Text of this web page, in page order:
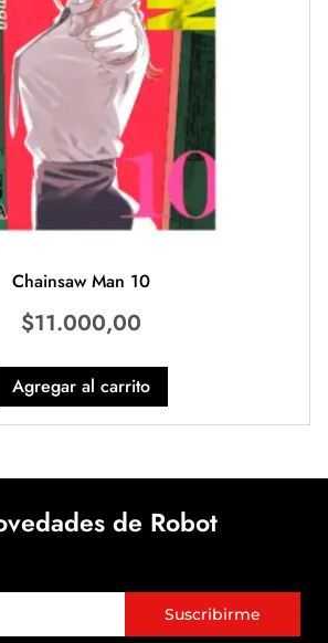
Chainsaw Man 10
$11.000,00
Agregar al carrito
de Robot
Suscribirme